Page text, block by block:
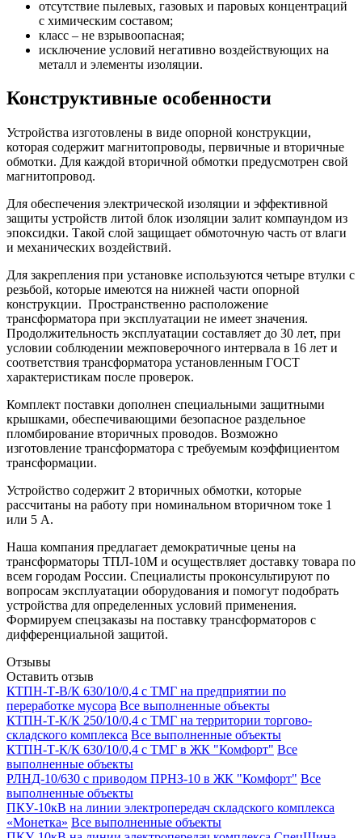
отсутствие пылевых, газовых и паровых концентраций
с химическим составом;
класс – не взрывоопасная;
исключение условий негативно воздействующих на
металл и элементы изоляции.
Конструктивные особенности
Устройства изготовлены в виде опорной конструкции,
которая содержит магнитопроводы, первичные и вторичные
обмотки. Для каждой вторичной обмотки предусмотрен свой
магнитопровод.
Для обеспечения электрической изоляции и эффективной
защиты устройств литой блок изоляции залит компаундом из
эпоксидки. Такой слой защищает обмоточную часть от влаги
и механических воздействий.
Для закрепления при установке используются четыре втулки с
резьбой, которые имеются на нижней части опорной
конструкции. Пространственно расположение
трансформатора при эксплуатации не имеет значения.
Продолжительность эксплуатации составляет до 30 лет, при
условии соблюдении межповерочного интервала в 16 лет и
соответствия трансформатора установленным ГОСТ
характеристикам после проверок.
Комплект поставки дополнен специальными защитными
крышками, обеспечивающими безопасное раздельное
пломбирование вторичных проводов. Возможно
изготовление трансформатора с требуемым коэффициентом
трансформации.
Устройство содержит 2 вторичных обмотки, которые
рассчитаны на работу при номинальном вторичном токе 1
или 5 А.
Наша компания предлагает демократичные цены на
трансформаторы ТПЛ-10М и осуществляет доставку товара по
всем городам России. Специалисты проконсультируют по
вопросам эксплуатации оборудования и помогут подобрать
устройства для определенных условий применения.
Формируем спецзаказы на поставку трансформаторов с
дифференциальной защитой.
Отзывы
Оставить отзыв
КТПН-Т-В/К 630/10/0,4 с ТМГ на предприятии по
переработке мусора Все выполненные объекты
КТПН-Т-К/К 250/10/0,4 с ТМГ на территории торгово-
складского комплекса Все выполненные объекты
КТПН-Т-К/К 630/10/0,4 с ТМГ в ЖК "Комфорт" Все
выполненные объекты
РЛНД-10/630 с приводом ПРНЗ-10 в ЖК "Комфорт" Все
выполненные объекты
ПКУ-10кВ на линии электропередач складского комплекса
«Монетка» Все выполненные объекты